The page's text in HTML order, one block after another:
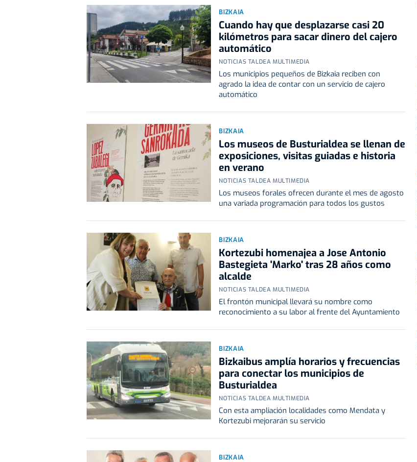
BIZKAIA
Cuando hay que desplazarse casi 20
kilómetros para sacar dinero del cajero
automático
NOTICIAS TALDEA MULTIMEDIA
Los municipios pequeños de Bizkaia reciben con
agrado la idea de contar con un servicio de cajero
automático
BIZKAIA
Los museos de Busturialdea se llenan de
exposiciones, visitas guiadas e historia
en verano
NOTICIAS TALDEA MULTIMEDIA
Los museos forales ofrecen durante el mes de agosto
una variada programación para todos los gustos
BIZKAIA
Kortezubi homenajea a Jose Antonio
Bastegieta 'Marko' tras 28 años como
alcalde
NOTICIAS TALDEA MULTIMEDIA
El frontón municipal llevará su nombre como
reconocimiento a su labor al frente del Ayuntamiento
BIZKAIA
Bizkaibus amplía horarios y frecuencias
para conectar los municipios de
Busturialdea
NOTICIAS TALDEA MULTIMEDIA
Con esta ampliación localidades como Mendata y
Kortezubi mejorarán su servicio
BIZKAIA